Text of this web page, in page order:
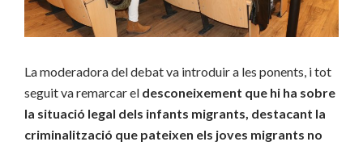
La moderadora del debat va introduir a les ponents, i tot
seguit va remarcar el desconeixement que hi ha sobre
la situació legal dels infants migrants, destacant la
criminalització que pateixen els joves migrants no